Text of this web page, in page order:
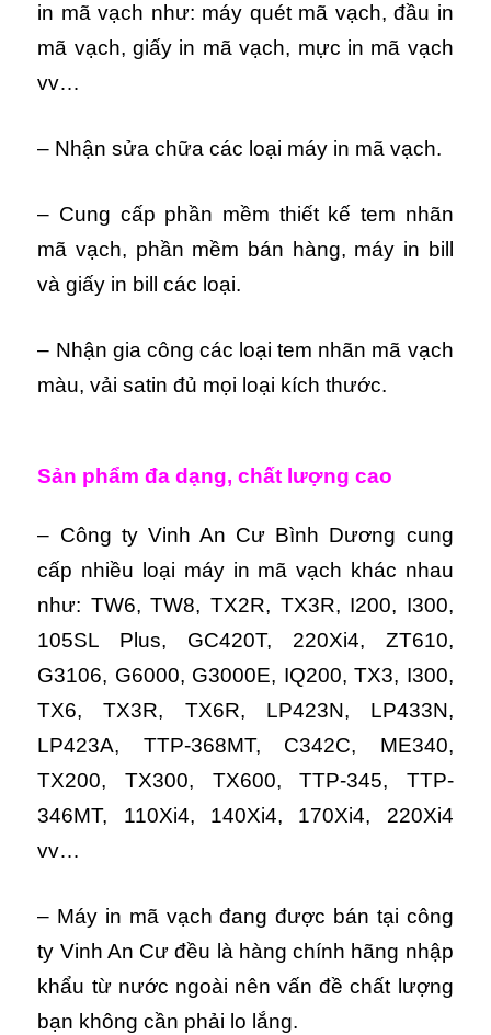
in mã vạch như: máy quét mã vạch, đầu in
mã vạch, giấy in mã vạch, mực in mã vạch
vv…
– Nhận sửa chữa các loại máy in mã vạch.
– Cung cấp phần mềm thiết kế tem nhãn
mã vạch, phần mềm bán hàng, máy in bill
và giấy in bill các loại.
– Nhận gia công các loại tem nhãn mã vạch
màu, vải satin đủ mọi loại kích thước.
Sản phẩm đa dạng, chất lượng cao
– Công ty Vinh An Cư Bình Dương cung
cấp nhiều loại máy in mã vạch khác nhau
như: TW6, TW8, TX2R, TX3R, I200, I300,
105SL Plus, GC420T, 220Xi4, ZT610,
G3106, G6000, G3000E, IQ200, TX3, I300,
TX6, TX3R, TX6R, LP423N, LP433N,
LP423A, TTP-368MT, C342C, ME340,
TX200, TX300, TX600, TTP-345, TTP-
346MT, 110Xi4, 140Xi4, 170Xi4, 220Xi4
vv…
– Máy in mã vạch đang được bán tại công
ty Vinh An Cư đều là hàng chính hãng nhập
khẩu từ nước ngoài nên vấn đề chất lượng
bạn không cần phải lo lắng.